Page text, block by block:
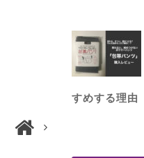
すめする理由